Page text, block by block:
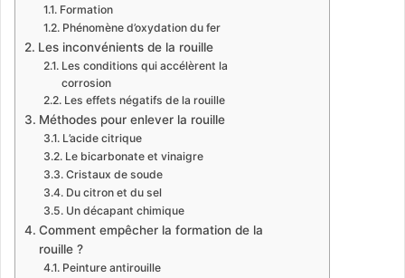
Formation
Phénomène d’oxydation du fer
Les inconvénients de la rouille
Les conditions qui accélèrent la
corrosion
Les effets négatifs de la rouille
Méthodes pour enlever la rouille
L’acide citrique
Le bicarbonate et vinaigre
Cristaux de soude
Du citron et du sel
Un décapant chimique
Comment empêcher la formation de la
rouille ?
Peinture antirouille